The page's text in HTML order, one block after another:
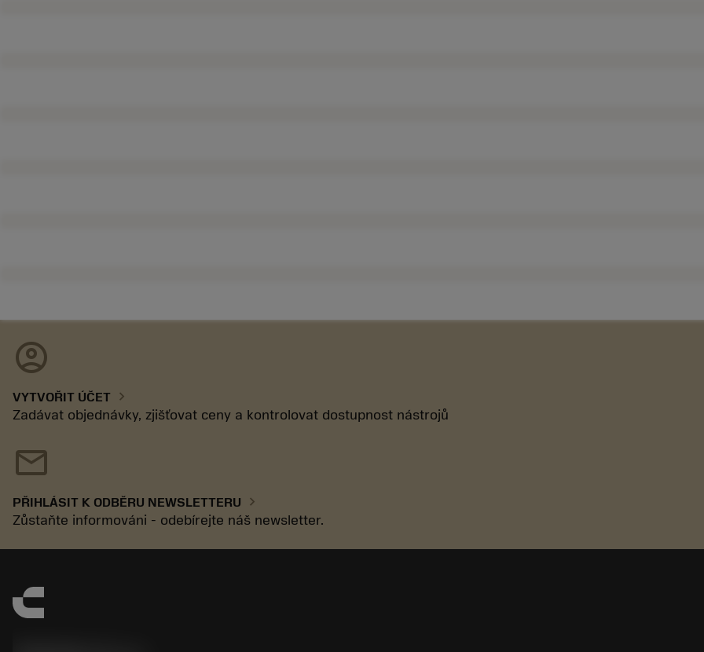
account_circle
VYTVOŘIT ÚČET chevron_right
Zadávat objednávky, zjišťovat ceny a kontrolovat dostupnost nástrojů
mail
PŘIHLÁSIT K ODBĚRU NEWSLETTERU chevron_right
Zůstaňte informováni - odebírejte náš newsletter.